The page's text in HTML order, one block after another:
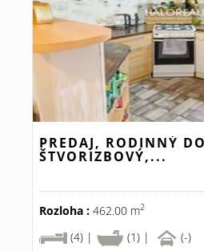
PREDAJ, RODINNÝ
ŠTVORIZBOVÝ,...
Rozloha : 462.00 m2
(4) |
(1) | (-)